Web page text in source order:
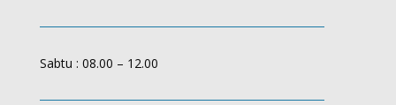
Sabtu : 08.00 – 12.00